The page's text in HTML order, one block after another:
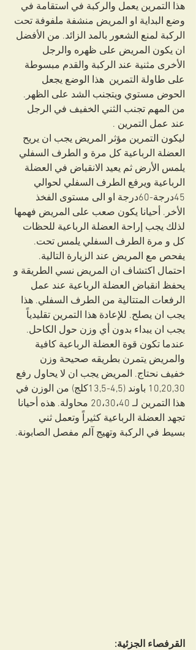
هذا التمرين يعمل والركبة في استقامة في
وضع البداية او المريض منشفة ملفوفة تحت
الركبة لمنع الشعور بالمد الزائد. من الأفضل
ان يكون المريض على ظهره والرجل
الأخرى مثنية عند الركبة والقدم مبسوطة
على طاولة التمرين  هذا الوضع يجعل
الحوض مستوي ويتجنب الشد على الظهر.
من المهم تجنب الثني الخفيف في الرجل
عند عمل التمرين .
ليكون التمرين مؤثر المريض يجب ان يريح
العضلة الرباعية كل مرة و الطرف السفلي
يلمس الأرض ثم يعيد الانقباض في العضلة
الرباعية ويرفع الطرف السفلي لحوالي
45درجة-60درجة او الى مستوى الفخذ
الأخر. أحيانا يكون صعب على المريض فهمها
لذلك يجب إراحة العضلة الرباعية للحظات
كل و مرة الطرف السفلي يلمس تحت.
يفحص مع المريض عند الزيارة التالية.
احتمال اكتشاف ان المريض نسي الطريقة و
يحفظ انقباض العضلة الرباعية عند عمل
الرفعات المتتالية من الطرف السفلي. هذا
يجب ان يصلح. للإعادة هذا التمرين تقليدياً
يجب ان يبداء بدون أي وزن حول الكاحل.
عندما تكون قوة العضلة الرباعية كافية
والمريض يتمرن بطريقه صحيحة وزن
خفيف نحتاج. المريض يجب ان لا يحاول رفع
10,20,30 باوند (4,5-13,5كلج) من الوزن في
هذا التمرين لـ 20،30،40 محاولة. هذه أحيانا
تجهد العضلة الرباعية كثيراً وتعمل ثني
بسيط في الركبة وتهيج آلم مفصل الصابونة.
القرفصاء الجزئية: